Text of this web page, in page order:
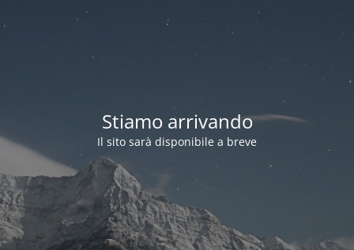
Stiamo arrivando
Il sito sarà disponibile a breve